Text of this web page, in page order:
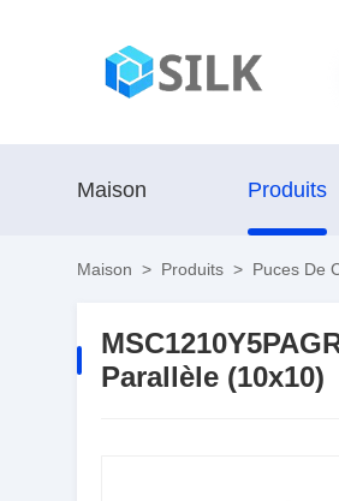
Maison Produits
Maison > Produits > Puces De
Parallèle (10x10)